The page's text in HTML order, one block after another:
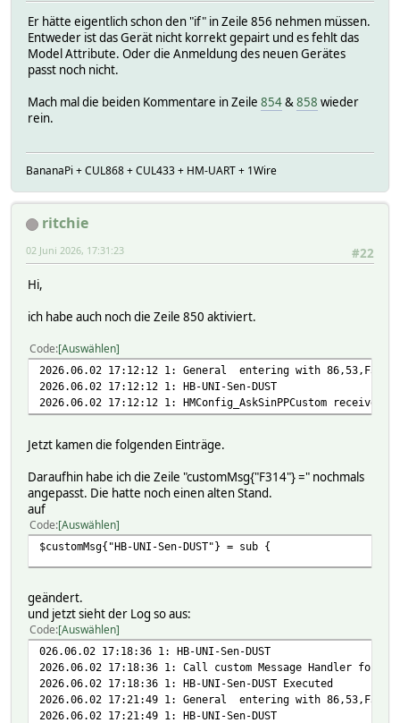
Er hätte eigentlich schon den "if" in Zeile 856 nehmen müssen.
Entweder ist das Gerät nicht korrekt gepairt und es fehlt das
Model Attribute. Oder die Anmeldung des neuen Gerätes
passt noch nicht.
Mach mal die beiden Kommentare in Zeile 854&858 wieder
rein.
BananaPi + CUL868 + CUL433 + HM-UART + 1Wire
ritchie
#22
02 Juni 2026, 17:31:23
Hi,
ich habe auch noch die Zeile 850 aktiviert.
Code Auswählen
2026.06.02 17:12:12 1: General entering with
2026.06.02 17:12:12 1: HB-UNI-Sen-DUST
2026.06.02 17:12:12 1: HMConfig_AskSinPPCustom received
Jetzt kamen die folgenden Einträge.
Daraufhin habe ich die Zeile "customMsg{"F314"} =" nochmals
angepasst. Die hatte noch einen alten Stand.
auf
Code Auswählen
$customMsg{"HB-UNI-Sen-DUST"} = sub {
geändert.
und jetzt sieht der Log so aus:
Code Auswählen
026.06.02 17:18:36 1: HB-UNI-Sen-DUST
2026.06.02 17:18:36 1: Call custom Message Handler for HB-
2026.06.02 17:18:36 1: HB-UNI-Sen-DUST Executed
2026.06.02 17:21:49 1: General entering with
2026.06.02 17:21:49 1: HB-UNI-Sen-DUST